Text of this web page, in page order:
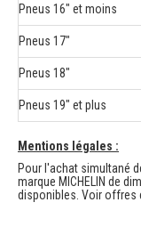
Pneus 16" et moins
Pneus 17"
Pneus 18"
Pneus 19" et plus
Mentions légales :
Pour l'achat simultané
marque MICHELIN de
disponibles. Voir offres